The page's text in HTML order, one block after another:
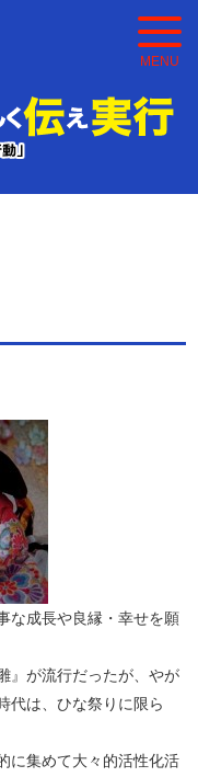
MENU
な成長や良縁・幸せを願
』が流行だったが、やが
代は、ひな祭りに限ら
に集めて大々的活性化活